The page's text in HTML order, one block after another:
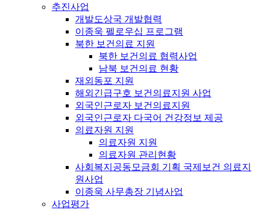
추진사업
개발도상국 개발협력
이종욱 펠로우십 프로그램
북한 보건의료 지원
북한 보건의료 협력사업
남북 보건의료 현황
재외동포 지원
해외긴급구호 보건의료지원 사업
외국인근로자 보건의료지원
외국인근로자 다국어 건강정보 제공
의료자원 지원
의료자원 지원
의료자원 관리현황
사회복지공동모금회 기획 국제보건 의료지
원사업
이종욱 사무총장 기념사업
사업평가